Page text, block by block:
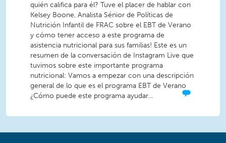
quién califica para él? Tuve el placer de hablar con
Kelsey Boone, Analista Sénior de Políticas de
Nutrición Infantil de FRAC sobre el EBT de Verano
y cómo tener acceso a este programa de
asistencia nutricional para sus familias! Este es un
resumen de la conversación de Instagram Live que
tuvimos sobre este importante programa
nutricional: Vamos a empezar con una descripción
general de lo que es el programa EBT de Verano
¿Cómo puede este programa ayudar...